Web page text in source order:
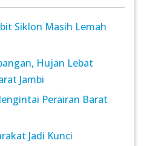
Siklon Masih Lemah
Hujan Lebat
Jambi
Perairan Barat
Jadi Kunci